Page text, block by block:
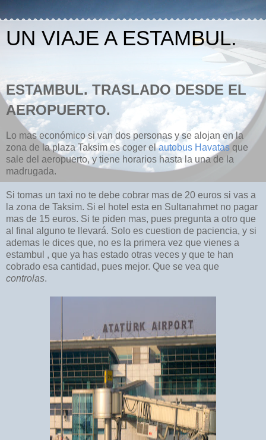
UN VIAJE A ESTAMBUL.
ESTAMBUL. TRASLADO DESDE EL
AEROPUERTO.
Lo mas económico si van dos personas y se alojan en la
zona de la plaza Taksim es coger elautobus Havatasque
sale del aeropuerto, y tiene horarios hasta la una de la
madrugada.
Si tomas un taxi no te debe cobrar mas de 20 euros si vas a
la zona de Taksim. Si el hotel esta en Sultanahmet no pagar
mas de 15 euros. Si te piden mas, pues pregunta a otro que
al final alguno te llevará. Solo es cuestion de paciencia, y si
ademas le dices que, no es la primera vez que vienes a
estambul , que ya has estado otras veces y que te han
cobrado esa cantidad, pues mejor. Que se vea que
controlas.